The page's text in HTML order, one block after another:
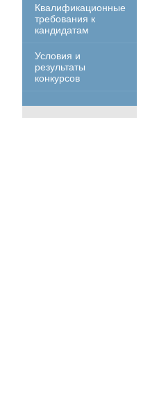
Квалификационные
требования к
кандидатам
Условия и
результаты
конкурсов